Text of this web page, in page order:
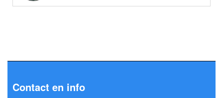
Contact en info